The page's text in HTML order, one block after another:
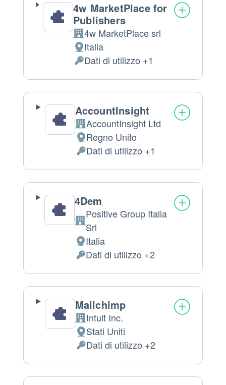
4w MarketPlace for
Publishers
Azienda:
4w MarketPlace srl
Luogo
del
trattamento:
Italia
Dati
Personali
trattati:
Dati di utilizzo +1
AccountInsight
Azienda:
AccountInsight Ltd
Luogo
del
trattamento:
Regno Unito
Dati
Personali
trattati:
Dati di utilizzo +1
4Dem
Azienda:
Positive Group Italia
Srl
Luogo
del
trattamento:
Italia
Dati
Personali
trattati:
Dati di utilizzo +2
Mailchimp
Azienda:
Intuit Inc.
Luogo
del
trattamento:
Stati Uniti
Dati
Personali
trattati:
Dati di utilizzo +2